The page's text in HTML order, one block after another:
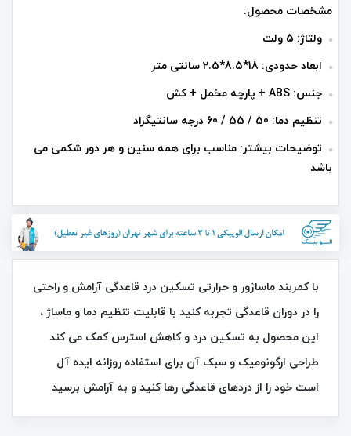
مشخصات محصول:
ولتاژ: 5 ولت
ابعاد حدودی: 18*8.5*2.5 سانتی متر
جنس: ABS + پارچه مخمل + کش
تنظیم دما: 50 / 55 / 60 درجه سانتیگراد
توضیحات بیشتر: مناسب برای همه سنین و هر دور شکمی می
باشد
با کمربند ماساژور و حرارتی تسکین درد قاعدگی آرامش و راحتی
را در دوران قاعدگی تجربه کنید با قابلیت تنظیم دما و ماساژ ،
این محصول به تسکین درد و کاهش استرس کمک می‌ کند
طراحی ارگونومیک و سبک آن برای استفاده روزانه ایده‌ آل
است خود را از دردهای قاعدگی رها کنید و به آرامش برسید